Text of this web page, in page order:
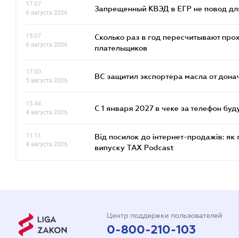
17.07
6 августа 2026
Запрещенный КВЭД в ЕГР не повод
15.07
6 августа 2026
Сколько раз в год пересчитывают
плательщиков
17.00
5 августа 2026
ВС защитил экспортера масла от
15.44
4 августа 2026
С 1 января 2027 в чеке за телефон
11.11
4 августа 2026
Від посилок до інтернет-продажів:
випуску TAX Podcast
Центр поддержки пользователей
0-800-210-103